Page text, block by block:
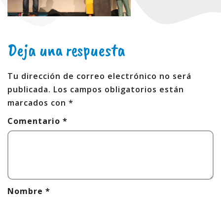
Deja una respuesta
Tu dirección de correo electrónico no será
publicada. Los campos obligatorios están
marcados con *
Comentario *
Nombre *